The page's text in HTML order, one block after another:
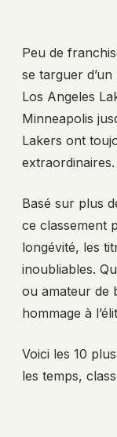
Peu de
se targuer
Los Angeles
Minneapolis
Lakers ont
extraordinaires.
Basé sur plus
ce classement
longévité, les
inoubliables.
ou amateur de
hommage à
Voici les 10
les temps,